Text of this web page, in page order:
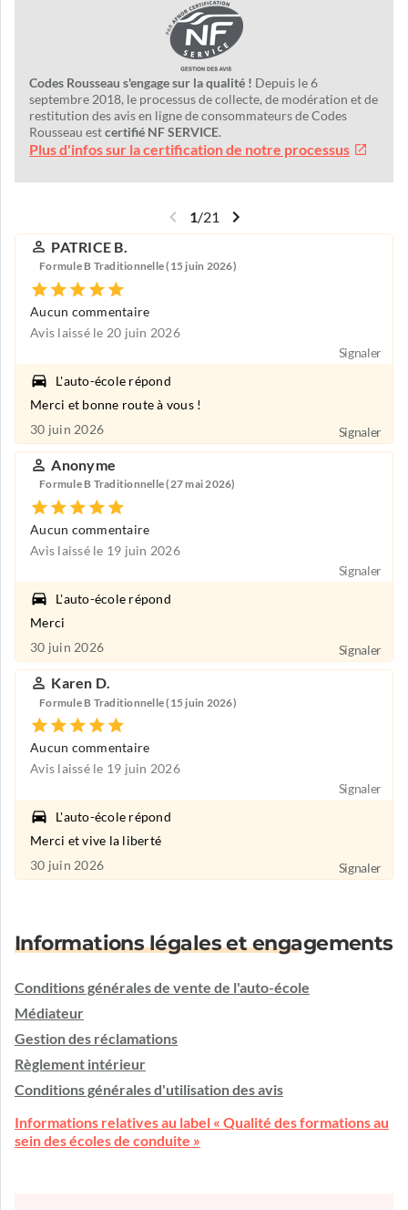
Codes Rousseau s'engage sur la qualité ! Depuis le 6
septembre 2018, le processus de collecte, de modération et de
restitution des avis en ligne de consommateurs de Codes
Rousseau estcertifié NF SERVICE.
Plus d'infos sur la certification de notre processus
1/21
PATRICE B.
Formule B Traditionnelle (15 juin 2026)
Aucun commentaire
Avis laissé le 20 juin 2026
Signaler
L'auto-école répond
Merci et bonne route à vous !
30 juin 2026
Signaler
Anonyme
Formule B Traditionnelle (27 mai 2026)
Aucun commentaire
Avis laissé le 19 juin 2026
Signaler
L'auto-école répond
Merci
30 juin 2026
Signaler
Karen D.
Formule B Traditionnelle (15 juin 2026)
Aucun commentaire
Avis laissé le 19 juin 2026
Signaler
L'auto-école répond
Merci et vive la liberté
30 juin 2026
Signaler
Informations légales et engagements
Conditions générales de vente de l'auto-école
Médiateur
Gestion des réclamations
Règlement intérieur
Conditions générales d'utilisation des avis
Informations relatives au label « Qualité des formations au
sein des écoles de conduite »